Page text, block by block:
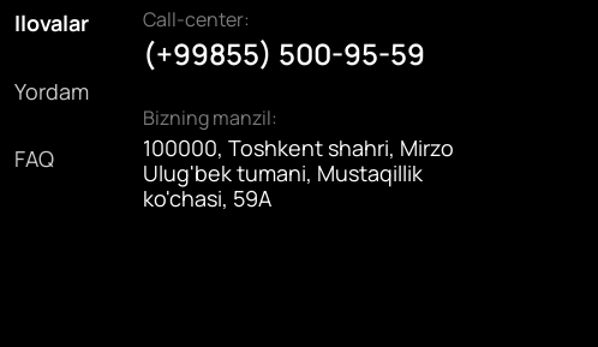
Ilovalar
Yordam
FAQ
Call-center:
(+99855) 500-95-59
Bizning manzil:
100000, Toshkent shahri, Mirzo
Ulug'bek tumani, Mustaqillik
ko'chasi, 59A